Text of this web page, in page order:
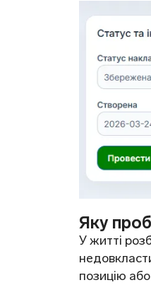
Яку
У житті
позицію